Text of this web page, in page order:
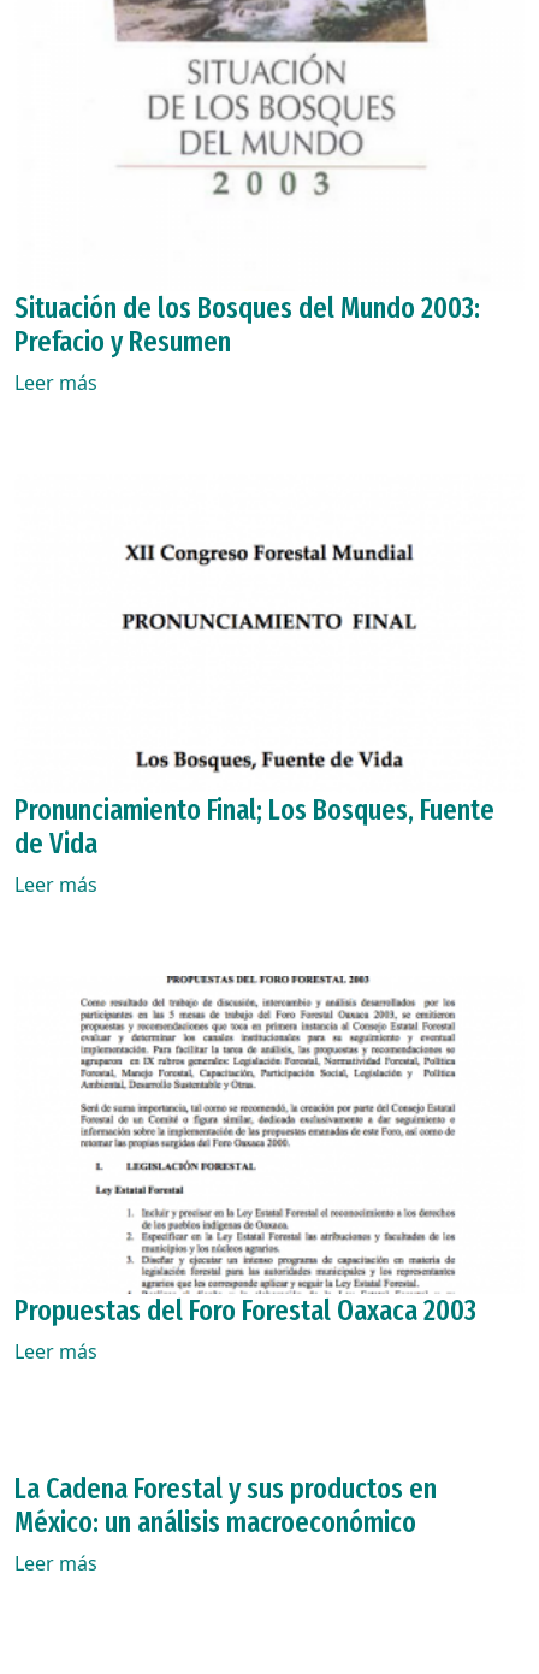
Situación de los Bosques del Mundo 2003:
Prefacio y Resumen
Leer más
Pronunciamiento Final; Los Bosques, Fuente
de Vida
Leer más
Propuestas del Foro Forestal Oaxaca 2003
Leer más
La Cadena Forestal y sus productos en
México: un análisis macroeconómico
Leer más